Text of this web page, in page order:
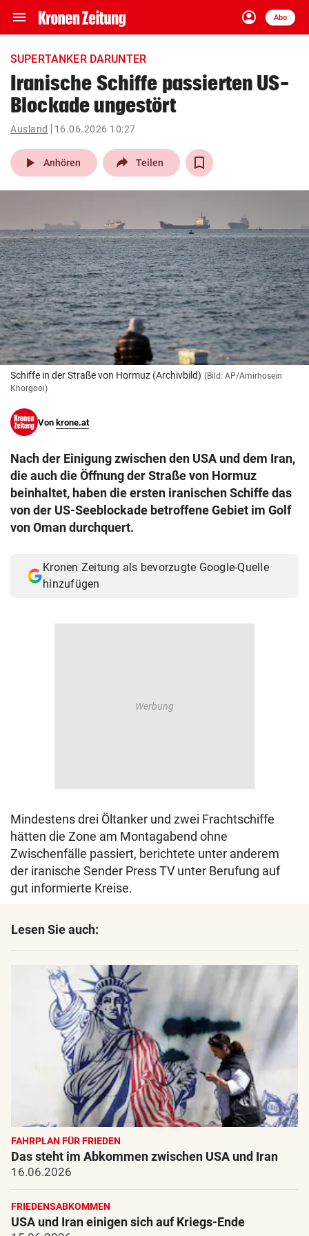
menu Navigation
ein-/ausklappen
account_circle
Anmelden
Abo
close Schließen
account_circle Anmelden
pin_drop
Wien arrow_right
bookmark
search
Suchbegriff
eingeben
© Krone Multimedia GmbH & Co KG 2026
Muthgasse 2, 1190 Wien
SUPERTANKER DARUNTER
Iranische Schiffe passierten US-
Blockade ungestört
Ausland 16.06.2026 10:27
play_arrow Anhören Teilen
Schiffe in der Straße von Hormuz (Archivbild) (Bild: AP/Amirhosein
Khorgooi)
Von krone.at
Nach der Einigung zwischen den USA und dem Iran,
die auch die Öffnung der Straße von Hormuz
beinhaltet, haben die ersten iranischen Schiffe das
von der US-Seeblockade betroffene Gebiet im Golf
von Oman durchquert.
Kronen Zeitung als bevorzugte Google-Quelle
hinzufügen
Mindestens drei Öltanker und zwei Frachtschiffe
hätten die Zone am Montagabend ohne
Zwischenfälle passiert, berichtete unter anderem
der iranische Sender Press TV unter Berufung auf
gut informierte Kreise.
Lesen Sie auch:
FAHRPLAN FÜR FRIEDEN
Das steht im Abkommen zwischen USA und Iran
16.06.2026
FRIEDENSABKOMMEN
USA und Iran einigen sich auf Kriegs-Ende